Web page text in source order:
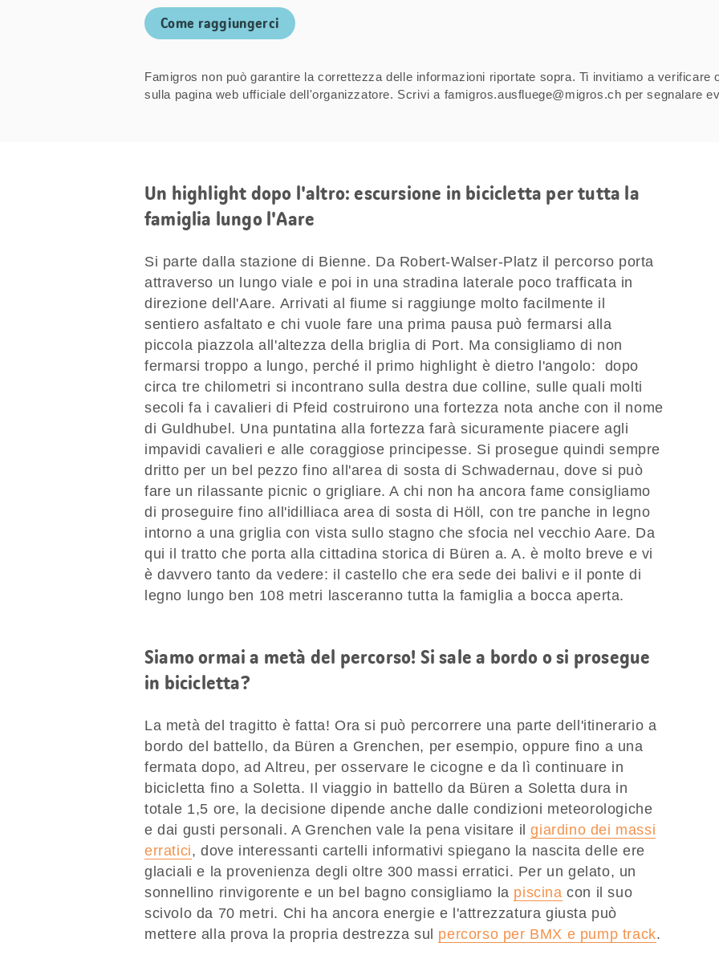
Come raggiungerci
Famigros non può garantire la correttezza delle informazioni riportate sopra. Ti invitiamo a verificare
sulla pagina web ufficiale dell'organizzatore. Scrivi a famigros.ausfluege@migros.ch per segnalare
Un highlight dopo l'altro: escursione in bicicletta per tutta la
famiglia lungo l'Aare
Si parte dalla stazione di Bienne. Da Robert-Walser-Platz il percorso porta
attraverso un lungo viale e poi in una stradina laterale poco trafficata in
direzione dell'Aare. Arrivati al fiume si raggiunge molto facilmente il
sentiero asfaltato e chi vuole fare una prima pausa può fermarsi alla
piccola piazzola all'altezza della briglia di Port. Ma consigliamo di non
fermarsi troppo a lungo, perché il primo highlight è dietro l'angolo: dopo
circa tre chilometri si incontrano sulla destra due colline, sulle quali molti
secoli fa i cavalieri di Pfeid costruirono una fortezza nota anche con il nome
di Guldhubel. Una puntatina alla fortezza farà sicuramente piacere agli
impavidi cavalieri e alle coraggiose principesse. Si prosegue quindi sempre
dritto per un bel pezzo fino all'area di sosta di Schwadernau, dove si può
fare un rilassante picnic o grigliare. A chi non ha ancora fame consigliamo
di proseguire fino all'idilliaca area di sosta di Höll, con tre panche in legno
intorno a una griglia con vista sullo stagno che sfocia nel vecchio Aare. Da
qui il tratto che porta alla cittadina storica di Büren a. A. è molto breve e vi
è davvero tanto da vedere: il castello che era sede dei balivi e il ponte di
legno lungo ben 108 metri lasceranno tutta la famiglia a bocca aperta.
Siamo ormai a metà del percorso! Si sale a bordo o si prosegue
in bicicletta?
La metà del tragitto è fatta! Ora si può percorrere una parte dell'itinerario a
bordo del battello, da Büren a Grenchen, per esempio, oppure fino a una
fermata dopo, ad Altreu, per osservare le cicogne e da lì continuare in
bicicletta fino a Soletta. Il viaggio in battello da Büren a Soletta dura in
totale 1,5 ore, la decisione dipende anche dalle condizioni meteorologiche
e dai gusti personali. A Grenchen vale la pena visitare ilgiardino dei massi
erratici, dove interessanti cartelli informativi spiegano la nascita delle ere
glaciali e la provenienza degli oltre 300 massi erratici. Per un gelato, un
sonnellino rinvigorente e un bel bagno consigliamo la piscina con il suo
scivolo da 70 metri. Chi ha ancora energie e l'attrezzatura giusta può
mettere alla prova la propria destrezza sul percorso per BMX e pump track.